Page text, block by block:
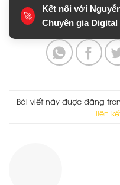
🚀
Kết nối với
Chuyên gia Digital
Bài viết này được đăng
liên